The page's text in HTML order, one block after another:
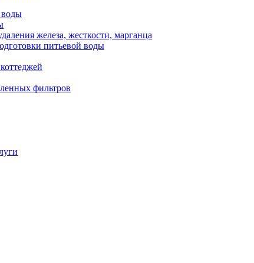
воды
железа, жесткости, марганца
питьевой воды
фильтров